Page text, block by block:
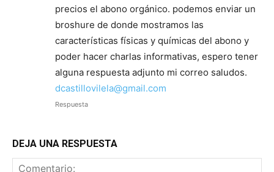
precios el abono orgánico. podemos enviar un
broshure de donde mostramos las
características físicas y químicas del abono y
poder hacer charlas informativas, espero tener
alguna respuesta adjunto mi correo saludos.
dcastillovilela@gmail.com
Respuesta
DEJA UNA RESPUESTA